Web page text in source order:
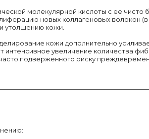
молекулярной кислоты с ее
новых коллагеновых волокон
утолщению кожи.
кожи дополнительно
интенсивное увеличение количества
подверженного риску